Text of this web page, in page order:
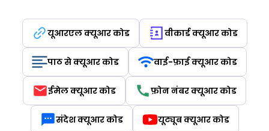
यूआरएल क्यूआर कोड वीकार्ड क्यूआर कोड
पाठ से क्यूआर कोड वाई-फ़ाई क्यूआर कोड
ईमेल क्यूआर कोड फ़ोन नंबर क्यूआर कोड
संदेश क्यूआर कोड यूट्यूब क्यूआर कोड